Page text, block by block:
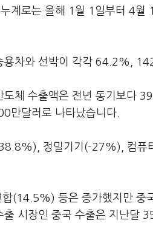
계로는 올해 1월 1일부터 4
용차와 선박이 각각 64.2%,
도체 수출액은 전년 동기보다
만달러로 나타났습니다.
정밀기기(-27%), 컴퓨
합(14.5%) 등은 증가했지만
시장인 중국 수출은 지난달